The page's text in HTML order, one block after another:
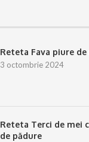
Reteta Fava piure
3 octombrie 2024
Reteta Terci de mei
de pădure